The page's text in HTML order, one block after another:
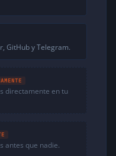
GitHub y Telegram.
directamente en tu
antes que nadie.